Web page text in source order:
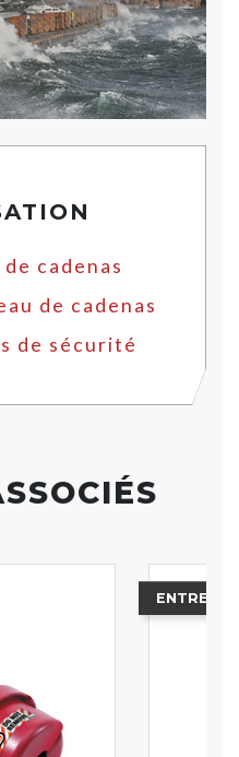
cadenas
de cadenas
de sécurité